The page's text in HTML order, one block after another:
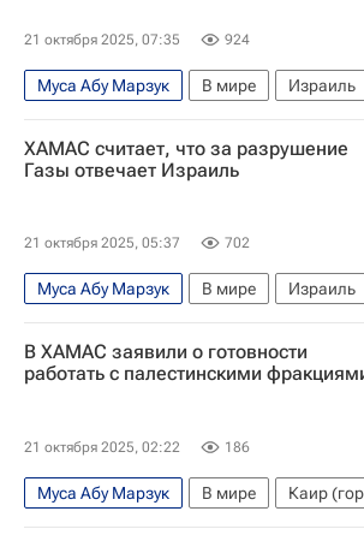
21 октября 2025, 07:35 924
Муса Абу Марзук В мире
Израиль
ХАМАС
Обострение палестино-израильского
ХАМАС считает, что за разрушение
Газы отвечает Израиль
21 октября 2025, 05:37 702
Муса Абу Марзук В мире
Израиль
Египет
Каир (город)
Абдель Фаттах ас-Сиси
ХАМАС
В ХАМАС заявили о готовности
работать с палестинскими
21 октября 2025, 02:22 186
Муса Абу Марзук В мире
Каир
ХАМАС